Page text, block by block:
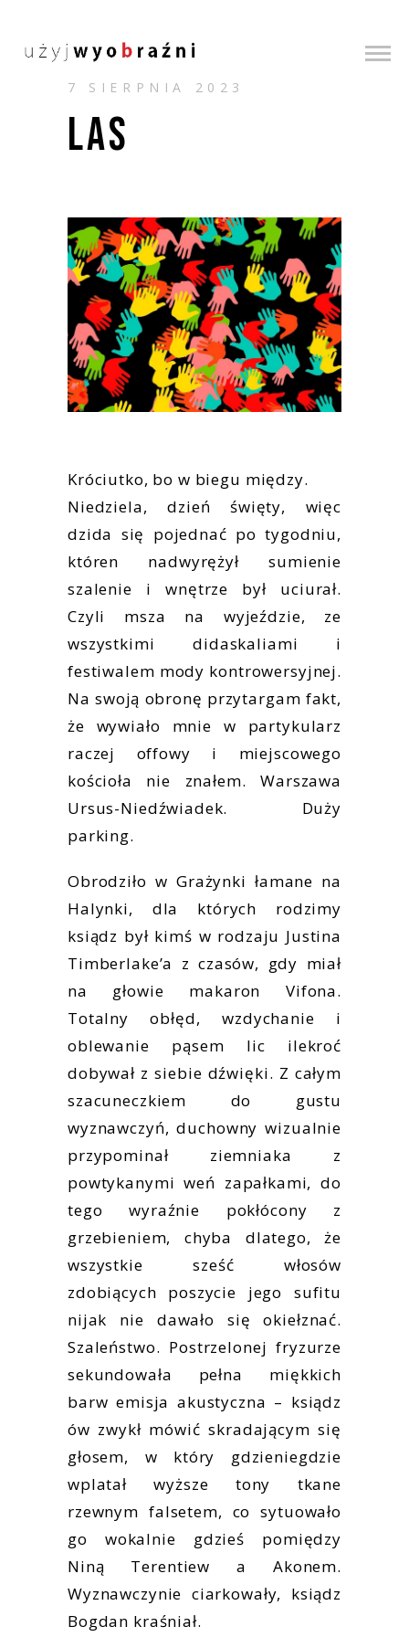
7 SIERPNIA 2023
LAS
Króciutko, bo w biegu między.
Niedziela, dzień święty, więc
dzida się pojednać po tygodniu,
któren nadwyrężył sumienie
szalenie i wnętrze był uciurał.
Czyli msza na wyjeździe, ze
wszystkimi didaskaliami i
festiwalem mody kontrowersyjnej.
Na swoją obronę przytargam fakt,
że wywiało mnie w partykularz
raczej offowy i miejscowego
kościoła nie znałem. Warszawa
Ursus-Niedźwiadek. Duży
parking.
Obrodziło w Grażynki łamane na
Halynki, dla których rodzimy
ksiądz był kimś w rodzaju Justina
Timberlake’a z czasów, gdy miał
na głowie makaron Vifona.
Totalny obłęd, wzdychanie i
oblewanie pąsem lic ilekroć
dobywał z siebie dźwięki. Z całym
szacuneczkiem do gustu
wyznawczyń, duchowny wizualnie
przypominał ziemniaka z
powtykanymi weń zapałkami, do
tego wyraźnie pokłócony z
grzebieniem, chyba dlatego, że
wszystkie sześć włosów
zdobiących poszycie jego sufitu
nijak nie dawało się okiełznać.
Szaleństwo. Postrzelonej fryzurze
sekundowała pełna miękkich
barw emisja akustyczna – ksiądz
ów zwykł mówić skradającym się
głosem, w który gdzieniegdzie
wplatał wyższe tony tkane
rzewnym falsetem, co sytuowało
go wokalnie gdzieś pomiędzy
Niną Terentiew a Akonem.
Wyznawczynie ciarkowały, ksiądz
Bogdan kraśniał.